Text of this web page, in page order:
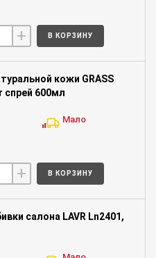
+ В КОРЗИНУ
кожи GRASS
спрей 600мл
Мало
+ В КОРЗИНУ
салона LAVR Ln2401,